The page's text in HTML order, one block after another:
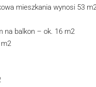
mieszkania wynosi 53
na balkon – ok. 16 m2